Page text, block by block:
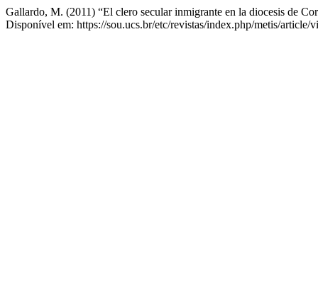
Gallardo, M. (2011) “El clero secular inmigrante en la diocesis de
Disponível em: https://sou.ucs.br/etc/revistas/index.php/metis/article/